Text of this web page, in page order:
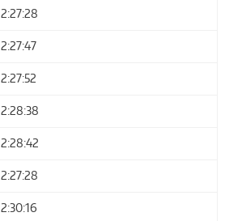
2:27:28
2:27:47
2:27:52
2:28:38
2:28:42
2:27:28
2:30:16